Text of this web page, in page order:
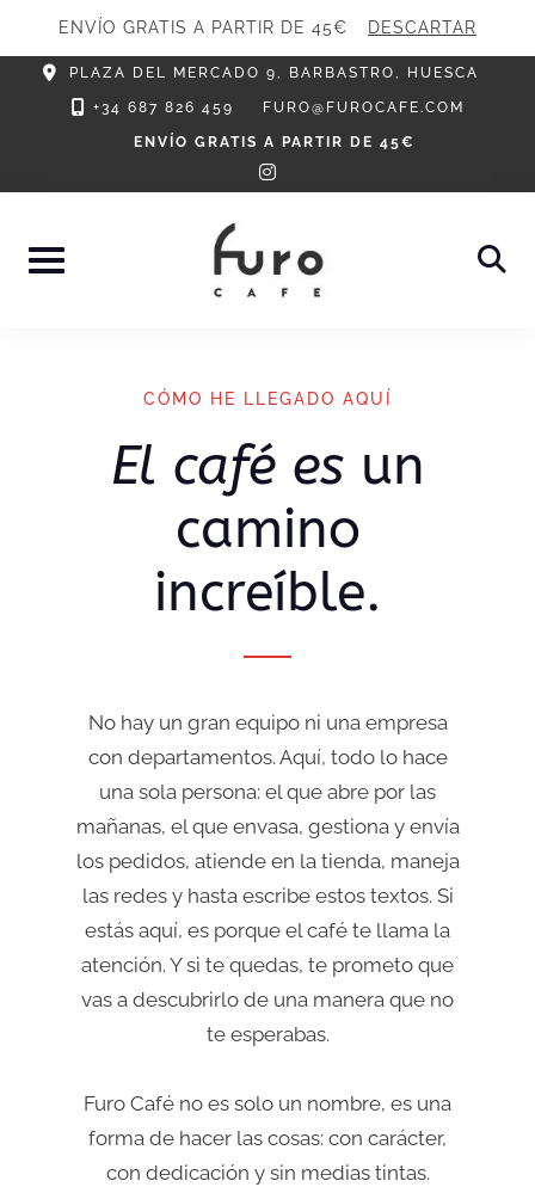
ENVÍO GRATIS A PARTIR DE 45€ DESCARTAR
PLAZA DEL MERCADO 9, BARBASTRO, HUESCA
+34 687 826 459 FURO@FUROCAFE.COM
ENVÍO GRATIS A PARTIR DE 45€
instagram
CÓMO HE LLEGADO AQUÍ
El café es un
camino
increíble.
No hay un gran equipo ni una empresa
con departamentos. Aquí, todo lo hace
una sola persona: el que abre por las
mañanas, el que envasa, gestiona y envía
los pedidos, atiende en la tienda, maneja
las redes y hasta escribe estos textos. Si
estás aquí, es porque el café te llama la
atención. Y si te quedas, te prometo que
vas a descubrirlo de una manera que no
te esperabas.
Furo Café no es solo un nombre, es una
forma de hacer las cosas: con carácter,
con dedicación y sin medias tintas.